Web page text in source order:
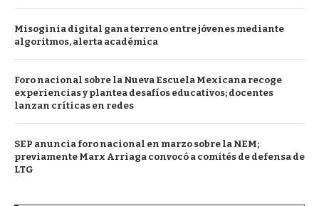
Misoginia digital gana terreno entre jóvenes mediante
algoritmos, alerta académica
Foro nacional sobre la Nueva Escuela Mexicana recoge
experiencias y plantea desafíos educativos; docentes
lanzan críticas en redes
SEP anuncia foro nacional en marzo sobre la NEM;
previamente Marx Arriaga convocó a comités de defensa de
LTG